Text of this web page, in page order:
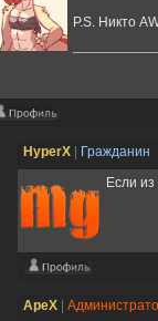
P.S. Никто
HyperX Гражданин
Если
ApeX